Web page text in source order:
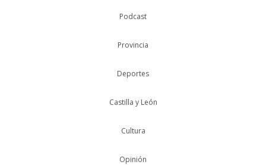
Podcast
Provincia
Deportes
Castilla y León
Cultura
Opinión